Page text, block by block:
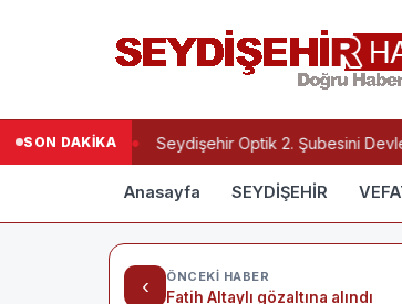
SON DAKİKA
Vefat Etti Seydişehir Optik 2. Şubesini Devlet
Anasayfa SEYDİŞEHİR
‹ ÖNCEKI HABER
Fatih Altaylı gözaltına alındı